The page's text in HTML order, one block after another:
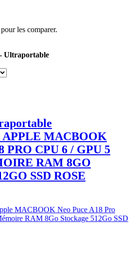
les comparer.
Ultraportable
MACBOOK
PRO CPU 6 / GPU 5
RAM 8GO
SSD ROSE